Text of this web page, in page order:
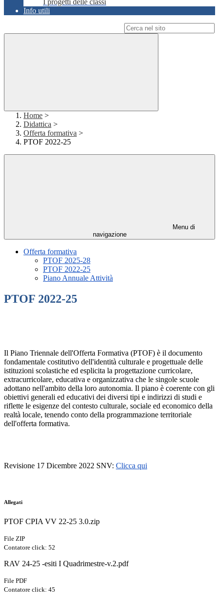
I progetti delle classi
Info utili
Home >
Didattica >
Offerta formativa >
PTOF 2022-25
Menu di
navigazione
Offerta formativa
PTOF 2025-28
PTOF 2022-25
Piano Annuale Attività
PTOF 2022-25
Il Piano Triennale dell'Offerta Formativa (PTOF) è il documento
fondamentale costitutivo dell'identità culturale e progettuale delle
istituzioni scolastiche ed esplicita la progettazione curricolare,
extracurricolare, educativa e organizzativa che le singole scuole
adottano nell'ambito della loro autonomia. Il piano è coerente con gli
obiettivi generali ed educativi dei diversi tipi e indirizzi di studi e
riflette le esigenze del contesto culturale, sociale ed economico della
realtà locale, tenendo conto della programmazione territoriale
dell'offerta formativa.
Revisione 17 Dicembre 2022 SNV: Clicca qui
Allegati
PTOF CPIA VV 22-25 3.0.zip
File ZIP
Contatore click: 52
RAV 24-25 -esiti I Quadrimestre-v.2.pdf
File PDF
Contatore click: 45